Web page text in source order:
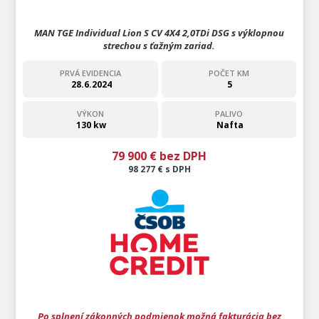
MAN TGE Individual Lion S CV 4X4 2,0TDi DSG s výklopnou
strechou s ťažným zariad.
PRVÁ EVIDENCIA
28.6.2024
POČET KM
5
VÝKON
130 kw
PALIVO
Nafta
79 900 € bez DPH
98 277 € s DPH
Po splnení zákonných podmienok možná fakturácia bez